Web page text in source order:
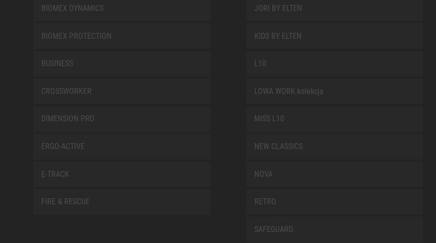
BIOMEX DYNAMICS
BIOMEX PROTECTION
BUSINESS
CROSSWORKER
DIMENSION PRO
ERGO-ACTIVE
E-TRACK
FIRE & RESCUE
JORI BY ELTEN
KIDS BY ELTEN
L10
LOWA WORK kolekcja
MISS L10
NEW CLASSICS
NOVA
RETRO
SAFEGUARD